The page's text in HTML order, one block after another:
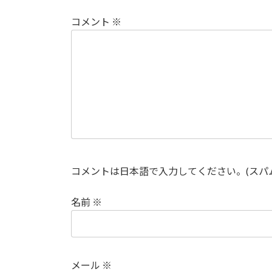
コメント ※
コメントは日本語で入力してください。(スパ
名前 ※
メール ※